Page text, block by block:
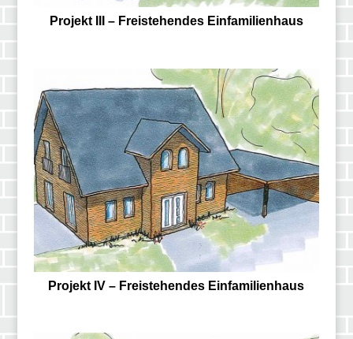
Projekt III – Freistehendes Einfamilienhaus
Projekt IV – Freistehendes Einfamilienhaus